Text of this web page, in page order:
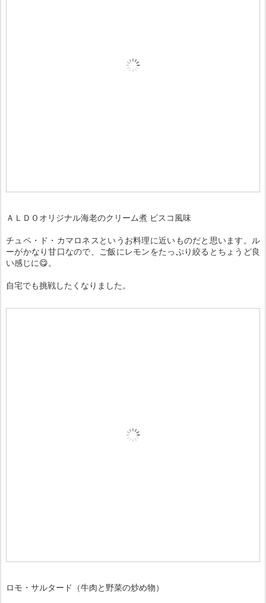
ＡＬＤＯオリジナル海老のクリーム煮 ビスコ風味
チュペ・ド・カマロネスというお料理に近いものだと思います。ル
ーがかなり甘口なので、ご飯にレモンをたっぷり絞るとちょうど良
い感じに😋。
自宅でも挑戦したくなりました。
ロモ・サルタード（牛肉と野菜の炒め物）